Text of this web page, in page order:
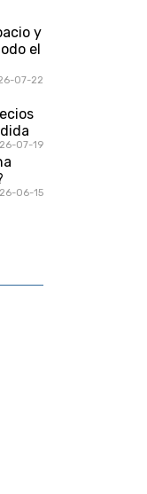
y
el
07-22
07-19
06-15